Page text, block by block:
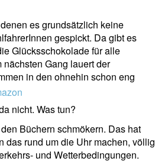
es grundsätzlich keine
gespickt. Da gibt es
Glücksschokolade für alle
Gang lauert der
in den ohnehin schon eng
nicht. Was tun?
Büchern schmökern. Das hat
das rund um die Uhr machen, völlig
und Wetterbedingungen.